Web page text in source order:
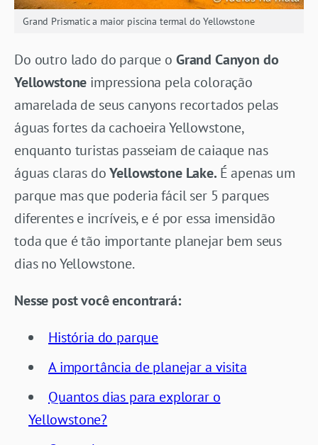
Grand Prismatic a maior piscina termal do Yellowstone
Do outro lado do parque o Grand Canyon do
Yellowstone impressiona pela coloração
amarelada de seus canyons recortados pelas
águas fortes da cachoeira Yellowstone,
enquanto turistas passeiam de caiaque nas
águas claras doYellowstone Lake. É apenas um
parque mas que poderia fácil ser 5 parques
diferentes e incríveis, e é por essa imensidão
toda que é tão importante planejar bem seus
dias no Yellowstone.
Nesse post você encontrará:
História do parque
A importância de planejar a visita
Quantos dias para explorar o
Yellowstone?